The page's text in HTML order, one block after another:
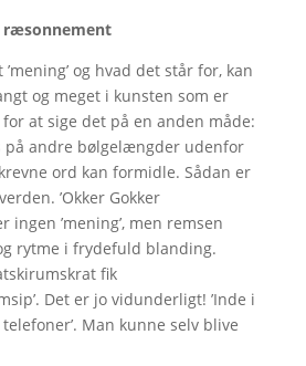
ræsonnement
og hvad det står for, kan
og meget i kunsten som er
at sige det på en anden måde:
på andre bølgelængder udenfor
ord kan formidle. Sådan er
’Okker Gokker
ingen ’mening’, men remsen
rytme i frydefuld blanding.
fik
Det er jo vidunderligt! ’Inde i
Man kunne selv blive